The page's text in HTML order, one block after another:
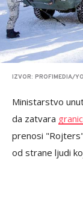
IZVOR: PROFIMEDIA/
Ministarstvo
da zatvara
prenosi
od strane ljudi